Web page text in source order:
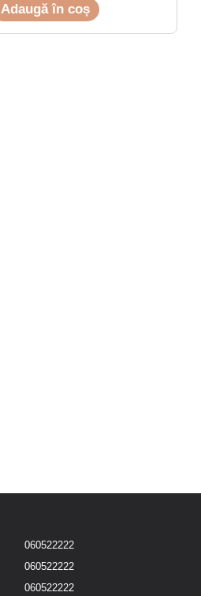
Adaugă în coș
060522222
060522222
060522222